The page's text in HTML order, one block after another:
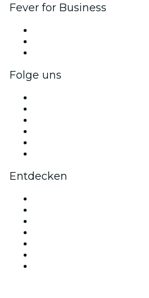
Fever for Business
Folge uns
Entdecken